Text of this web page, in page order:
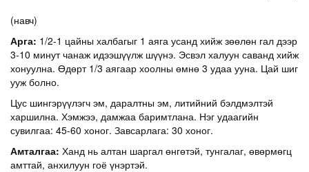
(навч)
Арга: 1/2-1 цайны халбагыг 1 аяга усанд хийж зөөлөн гал дээр
3-10 минут чанаж идээшүүлж шүүнэ. Эсвэл халуун саванд хийж
хонуулна. Өдөрт 1/3 аягаар хоолны өмнө 3 удаа ууна. Цай шиг
ууж болно.
Цус шингэрүүлэгч эм, даралтны эм, литийний бэлдмэлтэй
харшилна. Хэмжээ, дамжаа баримтлана. Нэг удаагийн
сувилгаа: 45-60 хоног. Завсарлага: 30 хоног.
Амталгаа: Ханд нь алтан шаргал өнгөтэй, тунгалаг, өвөрмөгц
амттай, анхилуун гоё үнэртэй.